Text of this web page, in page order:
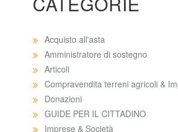
Acquisto all'asta
Amministratore di sostegno
Articoli
Compravendita terreni agricoli &
Donazioni
GUIDE PER IL CITTADINO
Imprese & Società